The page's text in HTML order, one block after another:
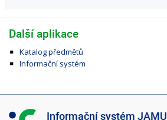
Další aplikace
Katalog předmětů
Informační systém
I Informační systém JAMU